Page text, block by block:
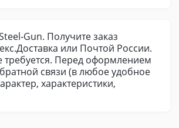
Gun. Получите заказ
или Почтой России.
Перед оформлением
связи (в любое удобное
характеристики,